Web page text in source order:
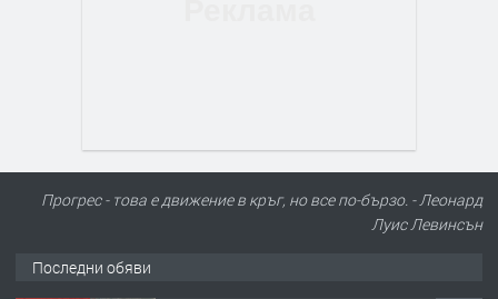
Прогрес - това е движение в кръг, но все по-бързо. - Леонард
Луис Левинсън
Последни обяви